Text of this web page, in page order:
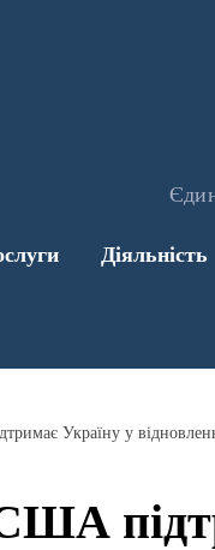
Діяльність
Україну у